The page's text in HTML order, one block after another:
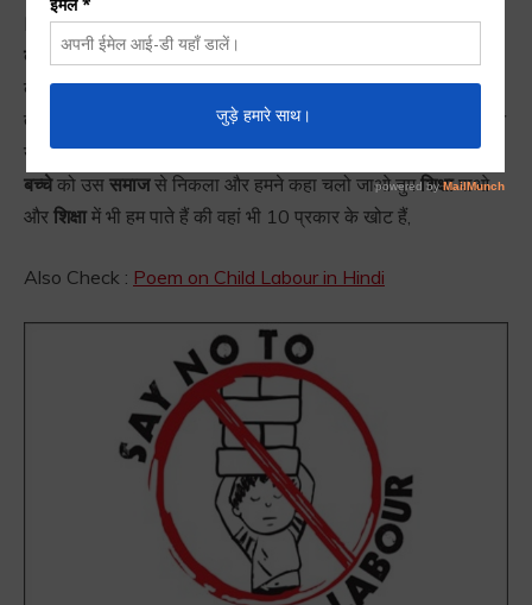
Posters on Child Labour :हमने जहाँ तकanalyseकिया हैं की
बच्चा
अगर बाल श्रम फंस रहा हैं तो उसके पीछे
बहुत बड़ा हाथ होता हैं,गरीबीका बहुत बड़ा हाथ होता हैं,कोईभीबच्चाइस
तरीके से कोई भी माँ बाप नहीं चाहेगा की उसका
बिने
या कुछ भी इस तरीके के काम करे पहली बात तो ये हैं चलिए ठीक हैं हमने
बच्चेको उस समाजसे निकला और हमने कहा चलो जाओ तुमशिक्षापाओ
और शिक्षामें भी हम पाते हैं की वहां भी 10 प्रकार के खोट हैं,
Also Check : Poem on Child Labour in Hindi